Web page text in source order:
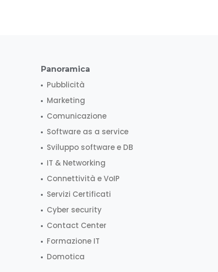
Panoramica
Pubblicità
Marketing
Comunicazione
Software as a service
Sviluppo software e DB
IT & Networking
Connettività e VoIP
Servizi Certificati
Cyber security
Contact Center
Formazione IT
Domotica